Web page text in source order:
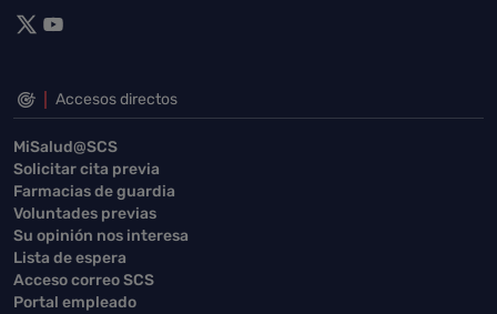
Accesos directos
MiSalud@SCS
Solicitar cita previa
Farmacias de guardia
Voluntades previas
Su opinión nos interesa
Lista de espera
Acceso correo SCS
Portal empleado